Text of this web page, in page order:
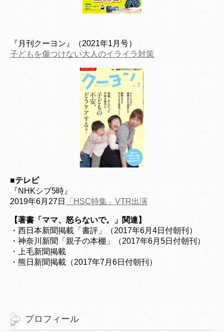
『月刊クーヨン』（2021年1月号）
子どもを傷つけない大人のイライラ対策
■テレビ
『NHKシブ5時』
2019年6月27日
「HSC特集」VTR出演
【著書「ママ、怒らないで。」関連】
・西日本新聞掲載「書評」（2017年6月4日付朝刊）
・神奈川新聞「親子の本棚」（2017年6月5日付朝刊）
・上毛新聞掲載
・熊日新聞掲載（2017年7月6日付朝刊）
プロフィール